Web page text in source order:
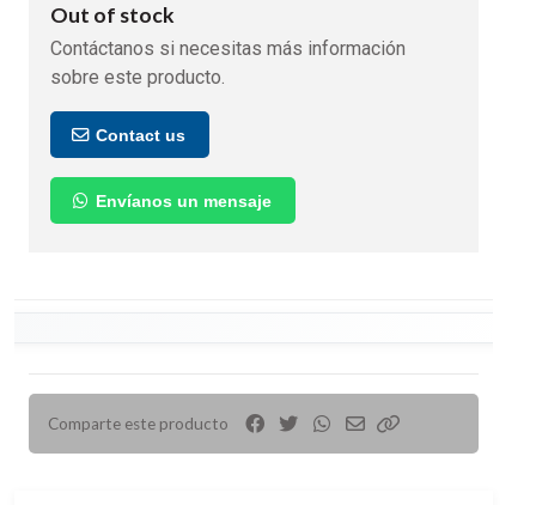
Out of stock
Contáctanos si necesitas más información
sobre este producto.
Contact us
Envíanos un mensaje
Comparte este producto